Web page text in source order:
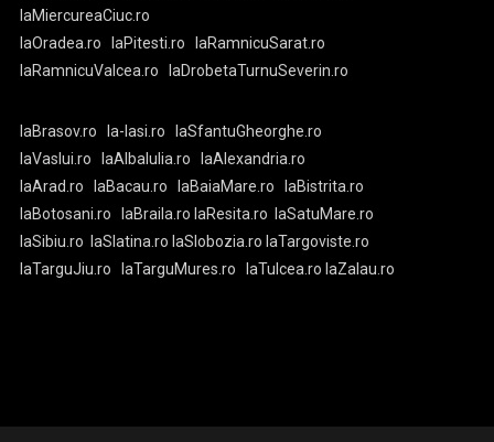
laMiercureaCiuc.ro
laOradea.ro
laPitesti.ro
laRamnicuSarat.ro
laRamnicuValcea.ro
laDrobetaTurnuSeverin.ro
laBrasov.ro la-Iasi.ro
laSfantuGheorghe.ro
laVaslui.ro
laAlbaIulia.ro
laAlexandria.ro
laArad.ro
laBacau.ro laBaiaMare.ro
laBistrita.ro
laBotosani.ro
laBraila.ro laResita.ro
laSatuMare.ro
laSibiu.ro
laSlatina.ro laSlobozia.ro laTargoviste.ro
laTarguJiu.ro
laTarguMures.ro laTulcea.ro laZalau.ro